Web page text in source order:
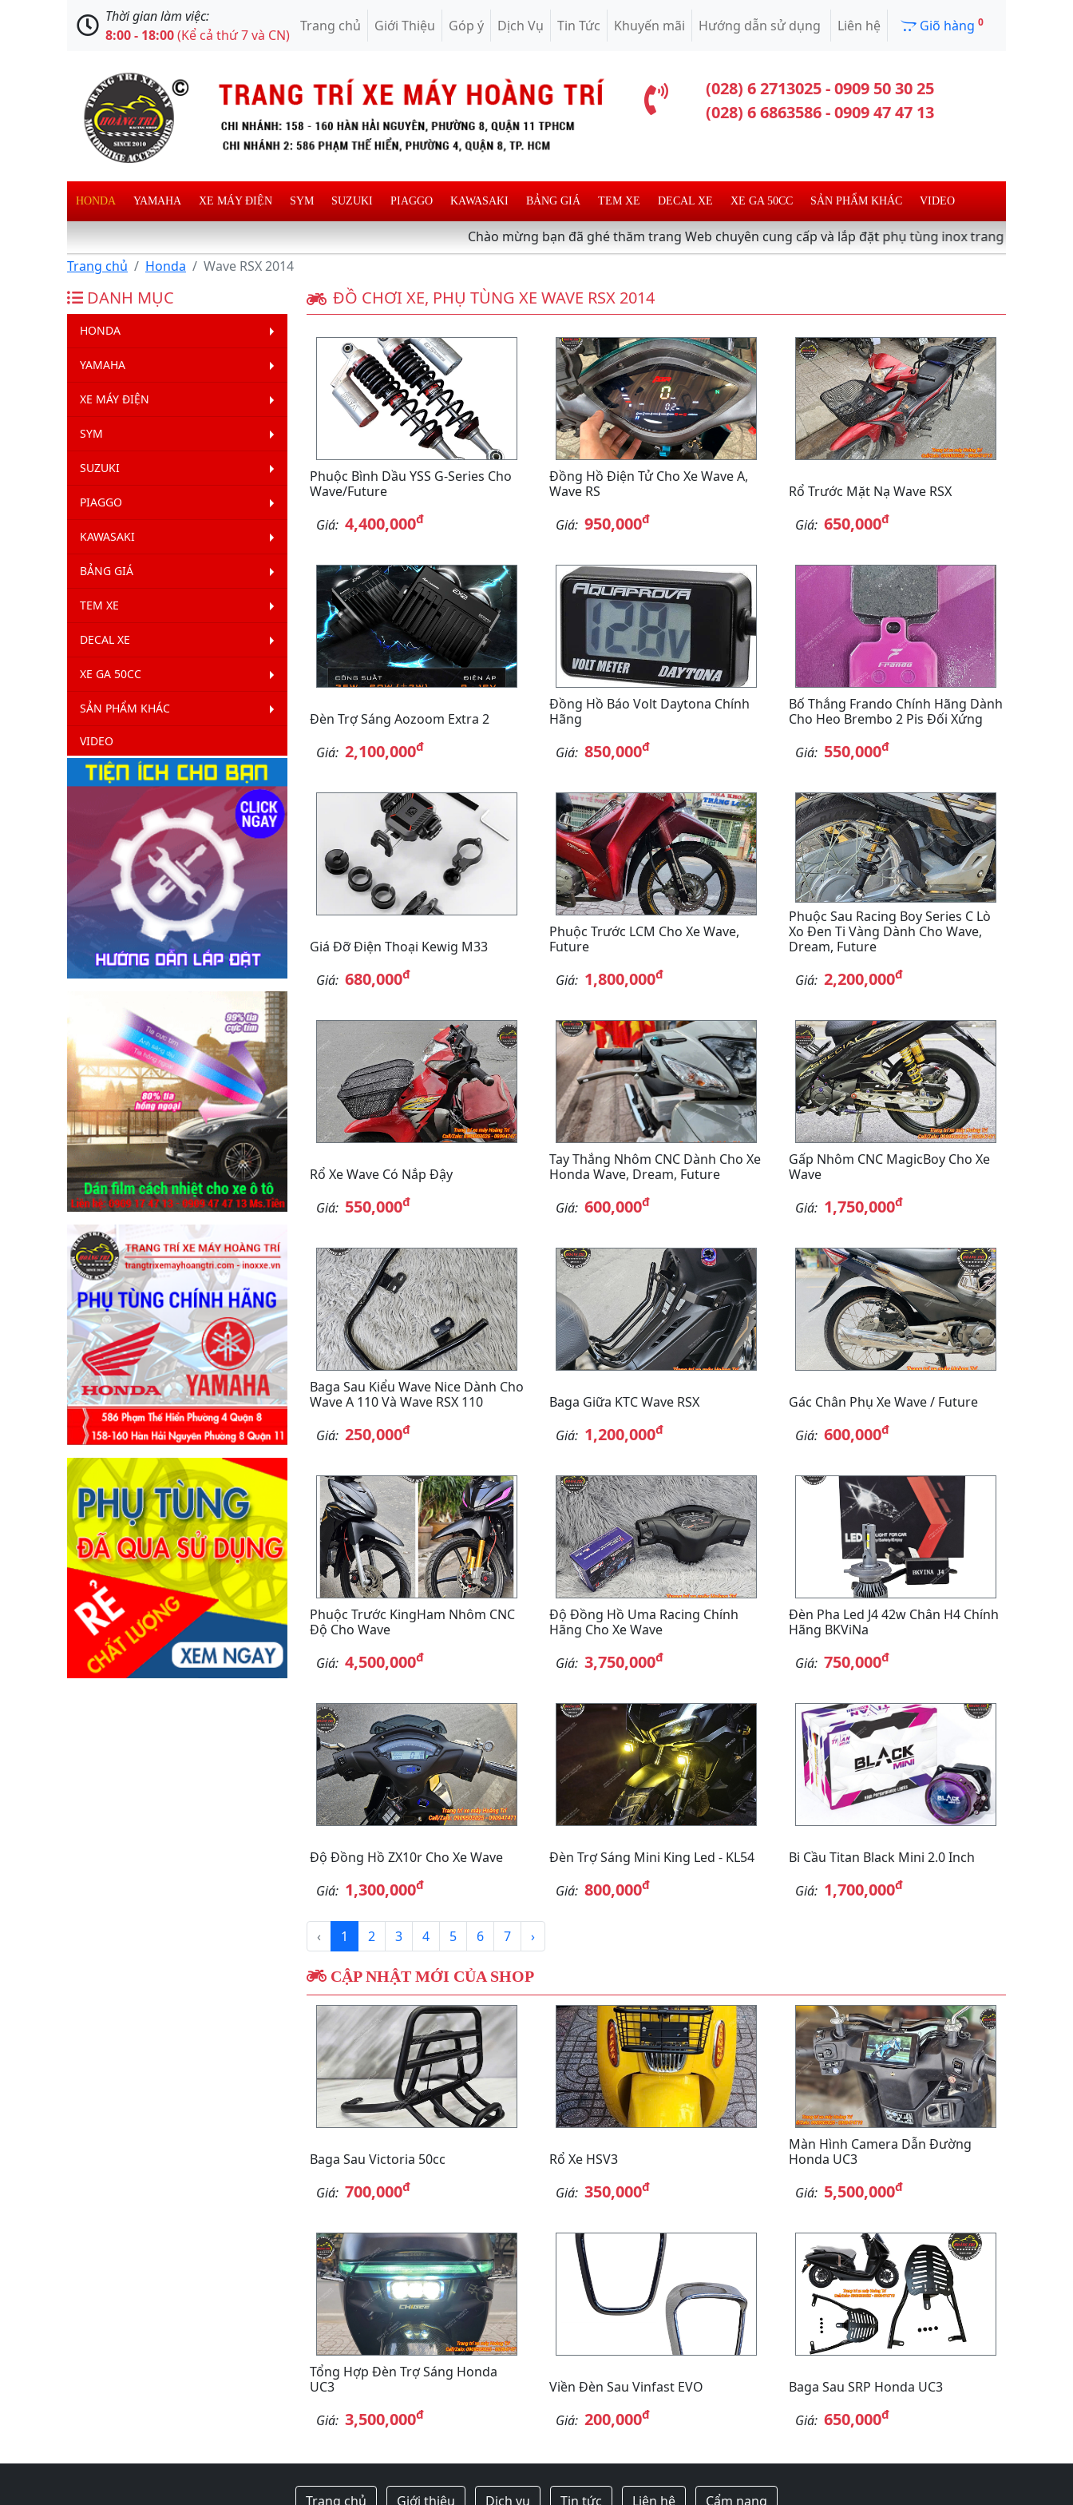
Thời gian làm việc:
8:00 - 18:00(Kể cả thứ 7 và CN)
Trang chủ Giới Thiệu Góp ý Dịch Vụ Tin Tức Khuyến mãi Hướng dẫn sử dụng Liên hệ Giõ hàng 0
(028) 6 2713025 - 0909 50 30 25
(028) 6 6863586 - 0909 47 47 13
HONDA YAMAHA XE MÁY ĐIỆN SYM SUZUKI PIAGGO KAWASAKI BẢNG GIÁ TEM XE DECAL XE XE GA 50CC SẢN PHẨM KHÁC VIDEO
Chào mừng bạn đã ghé thăm trang Web chuyên cung cấp và lắp đặt phụ tùng inox trang trí làm đẹp xe
Trang chủ
Honda Wave RSX 2014
DANH MỤC
HONDA
YAMAHA
XE MÁY ĐIỆN
SYM
SUZUKI
PIAGGO
KAWASAKI
BẢNG GIÁ
TEM XE
DECAL XE
XE GA 50CC
SẢN PHẨM KHÁC
VIDEO
ĐỒ CHƠI XE, PHỤ TÙNG XE WAVE RSX 2014
Phuộc Bình Dầu YSS G-Series Cho
Wave/Future
Giá: 4,400,000đ
Đồng Hồ Điện Tử Cho Xe Wave A,
Wave RS
Giá: 950,000đ
Rổ Trước Mặt Nạ Wave RSX
Giá: 650,000đ
Đèn Trợ Sáng Aozoom Extra 2
Giá: 2,100,000đ
Đồng Hồ Báo Volt Daytona Chính
Hãng
Giá: 850,000đ
Bố Thắng Frando Chính Hãng Dành
Cho Heo Brembo 2 Pis Đối Xứng
Giá: 550,000đ
Giá Đỡ Điện Thoại Kewig M33
Giá: 680,000đ
Phuộc Trước LCM Cho Xe Wave,
Future
Giá: 1,800,000đ
Phuộc Sau Racing Boy Series C Lò
Xo Đen Ti Vàng Dành Cho Wave,
Dream, Future
Giá: 2,200,000đ
Rổ Xe Wave Có Nắp Đậy
Giá: 550,000đ
Tay Thắng Nhôm CNC Dành Cho Xe
Honda Wave, Dream, Future
Giá: 600,000đ
Gấp Nhôm CNC MagicBoy Cho Xe
Wave
Giá: 1,750,000đ
Baga Sau Kiểu Wave Nice Dành Cho
Wave A 110 Và Wave RSX 110
Giá: 250,000đ
Baga Giữa KTC Wave RSX
Giá: 1,200,000đ
Gác Chân Phụ Xe Wave / Future
Giá: 600,000đ
Phuộc Trước KingHam Nhôm CNC
Độ Cho Wave
Giá: 4,500,000đ
Độ Đồng Hồ Uma Racing Chính
Hãng Cho Xe Wave
Giá: 3,750,000đ
Đèn Pha Led J4 42w Chân H4 Chính
Hãng BKViNa
Giá: 750,000đ
Độ Đồng Hồ ZX10r Cho Xe Wave
Giá: 1,300,000đ
Đèn Trợ Sáng Mini King Led - KL54
Giá: 800,000đ
Bi Cầu Titan Black Mini 2.0 Inch
Giá: 1,700,000đ
‹ 1 2 3 4 5 6 7 ›
CẬP NHẬT MỚI CỦA SHOP
Baga Sau Victoria 50cc
Giá: 700,000đ
Rổ Xe HSV3
Giá: 350,000đ
Màn Hình Camera Dẫn Đường
Honda UC3
Giá: 5,500,000đ
Tổng Hợp Đèn Trợ Sáng Honda
UC3
Giá: 3,500,000đ
Viền Đèn Sau Vinfast EVO
Giá: 200,000đ
Baga Sau SRP Honda UC3
Giá: 650,000đ
Trang chủ Giới thiệu Dịch vụ Tin tức Liên hệ Cẩm nang